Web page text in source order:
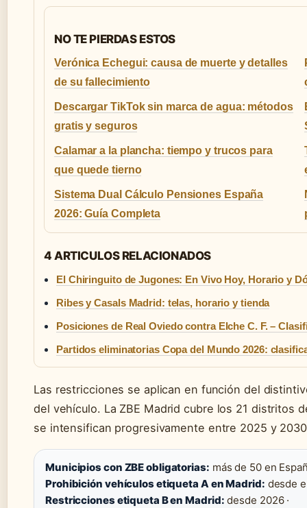
NO TE PIERDAS ESTOS
Verónica Echegui: causa de muerte y detalles
de su fallecimiento
Descargar TikTok sin marca de agua: métodos
gratis y seguros
Calamar a la plancha: tiempo y trucos para
que quede tierno
Sistema Dual Cálculo Pensiones España
2026: Guía Completa
4 ARTICULOS RELACIONADOS
El Chiringuito de Jugones: En Vivo Hoy, Horario y
Ribes y Casals Madrid: telas, horario y tienda
Posiciones de Real Oviedo contra Elche C. F. –
Partidos eliminatorias Copa del Mundo 2026:
Las restricciones se aplican en función del
del vehículo. La ZBE Madrid cubre los 21 distritos
se intensifican progresivamente entre 2025 y
Municipios con ZBE obligatorias: más de 50 en
Prohibición vehículos etiqueta A en Madrid: desde
Restricciones etiqueta B en Madrid: desde 2026 ·